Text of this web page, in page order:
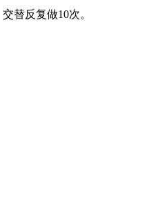
替反复做10次。